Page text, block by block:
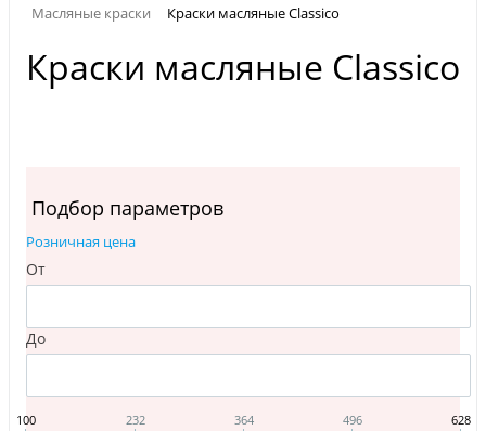
Масляные краски
Краски масляные Classico
Краски масляные Classico
Подбор параметров
Розничная цена
От
До
100 232 364 496 628